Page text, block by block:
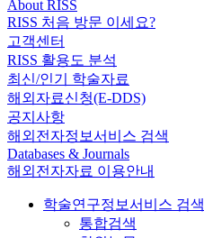
About RISS
RISS 처음 방문 이세요?
고객센터
RISS 활용도 분석
최신/인기 학술자료
해외자료신청(E-DDS)
공지사항
해외전자정보서비스 검색
Databases & Journals
해외전자자료 이용안내
학술연구정보서비스 검색
통합검색